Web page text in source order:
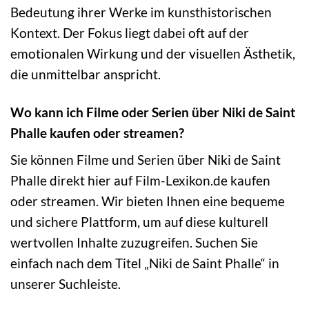
Bedeutung ihrer Werke im kunsthistorischen
Kontext. Der Fokus liegt dabei oft auf der
emotionalen Wirkung und der visuellen Ästhetik,
die unmittelbar anspricht.
Wo kann ich Filme oder Serien über Niki de Saint
Phalle kaufen oder streamen?
Sie können Filme und Serien über Niki de Saint
Phalle direkt hier auf Film-Lexikon.de kaufen
oder streamen. Wir bieten Ihnen eine bequeme
und sichere Plattform, um auf diese kulturell
wertvollen Inhalte zuzugreifen. Suchen Sie
einfach nach dem Titel „Niki de Saint Phalle“ in
unserer Suchleiste.